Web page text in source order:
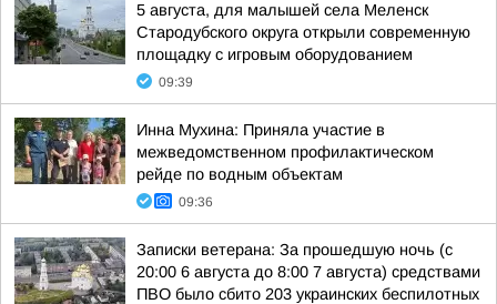
5 августа, для малышей села Меленск
Стародубского округа открыли современную
площадку с игровым оборудованием
09:39
Инна Мухина: Приняла участие в
межведомственном профилактическом
рейде по водным объектам
09:36
Записки ветерана: За прошедшую ночь (с
20:00 6 августа до 8:00 7 августа) средствами
ПВО было сбито 203 украинских беспилотных